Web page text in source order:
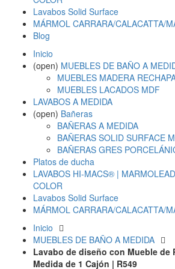
Lavabos Solid Surface
MÁRMOL CARRARA/CALACATTA/
Blog
Inicio
(open) MUEBLES DE BAÑO A
MUEBLES MADERA
MUEBLES LACADOS MDF
LAVABOS A MEDIDA
(open) Bañeras
BAÑERAS A MEDIDA
BAÑERAS SOLID SURFACE
BAÑERAS GRES
Platos de ducha
LAVABOS HI-MACS® |
COLOR
Lavabos Solid Surface
MÁRMOL CARRARA/CALACATTA/
Inicio
MUEBLES DE BAÑO A MEDIDA
Lavabo de diseño con Mueble de
Medida de 1 Cajón | R549